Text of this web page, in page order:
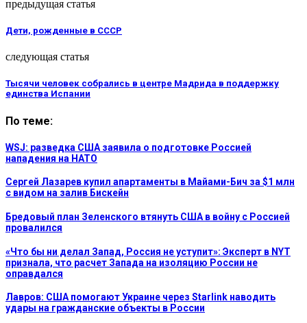
предыдущая статья
Дети, рожденные в СССР
следующая статья
Тысячи человек собрались в центре Мадрида в поддержку
единства Испании
По теме:
WSJ: разведка США заявила о подготовке Россией
нападения на НАТО
Сергей Лазарев купил апартаменты в Майами-Бич за $1 млн
с видом на залив Бискейн
Бредовый план Зеленского втянуть США в войну с Россией
провалился
«Что бы ни делал Запад, Россия не уступит»: Эксперт в NYT
признала, что расчет Запада на изоляцию России не
оправдался
Лавров: США помогают Украине через Starlink наводить
удары на гражданские объекты в России